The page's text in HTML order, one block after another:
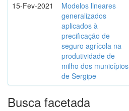
15-Fev-2021
Modelos lineares
generalizados
aplicados à
precificação de
seguro agrícola na
produtividade de
milho dos municípios
de Sergipe
Busca facetada